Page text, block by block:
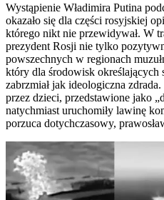
Wystąpienie Władimira Putina
okazało się dla części rosyjskiej
którego nikt nie przewidywał. W
prezydent Rosji nie tylko
powszechnych w regionach
który dla środowisk określających
zabrzmiał jak ideologiczna
przez dzieci, przedstawione jako
natychmiast uruchomiły lawinę
porzuca dotychczasowy,